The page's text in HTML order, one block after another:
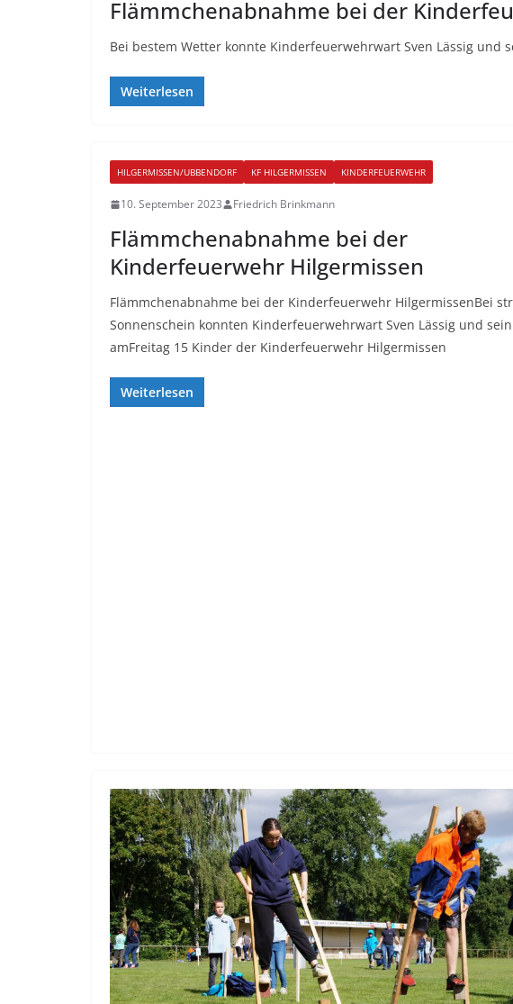
Flämmchenabnahme bei der
Bei bestem Wetter konnte Kinderfeuerwehrwart Sven Lässig
Weiterlesen
HILGERMISSEN/UBBENDORF KF HILGERMISSEN KINDERFEUERWEHR
10. September 2023 Friedrich Brinkmann
Flämmchenabnahme bei der
Kinderfeuerwehr Hilgermissen
Flämmchenabnahme bei der Kinderfeuerwehr HilgermissenBei
Sonnenschein konnten Kinderfeuerwehrwart Sven Lässig und
amFreitag 15 Kinder der Kinderfeuerwehr Hilgermissen
Weiterlesen